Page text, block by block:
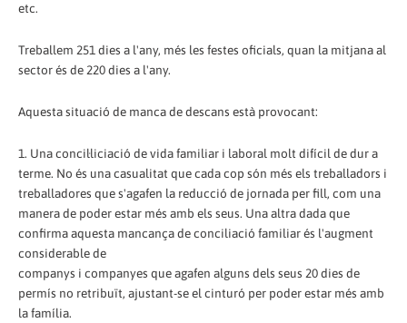
etc.
Treballem 251 dies a l'any, més les festes oficials, quan la mitjana al
sector és de 220 dies a l'any.
Aquesta situació de manca de descans està provocant:
1. Una concil·liciació de vida familiar i laboral molt difícil de dur a
terme. No és una casualitat que cada cop són més els treballadors i
treballadores que s'agafen la reducció de jornada per fill, com una
manera de poder estar més amb els seus. Una altra dada que
confirma aquesta mancança de conciliació familiar és l'augment
considerable de
companys i companyes que agafen alguns dels seus 20 dies de
permís no retribuït, ajustant-se el cinturó per poder estar més amb
la família.